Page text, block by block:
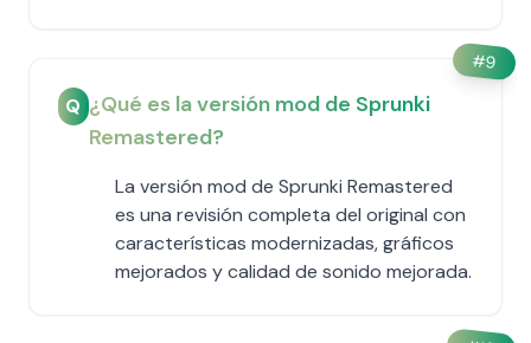
#9
Q ¿Qué es la versión mod de Sprunki
Remastered?
La versión mod de Sprunki Remastered
es una revisión completa del original con
características modernizadas, gráficos
mejorados y calidad de sonido mejorada.